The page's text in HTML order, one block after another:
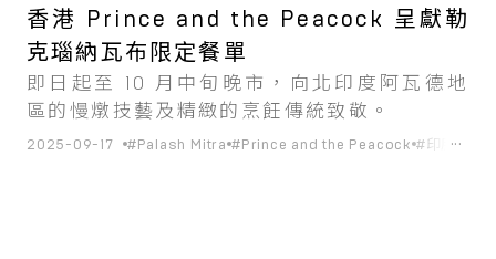
香港 Prince and the Peacock 呈獻勒
克瑙納瓦布限定餐單
即日起至 10 月中旬晚市，向北印度阿瓦德地
區的慢燉技藝及精緻的烹飪傳統致敬。
2025-09-17 #Palash Mitra #Prince and the Peacock #印度菜
...